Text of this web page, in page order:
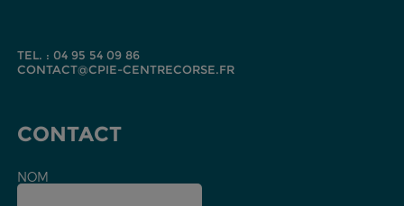
TEL. : 04 95 54 09 86
CONTACT@CPIE-CENTRECORSE.FR
CONTACT
NOM